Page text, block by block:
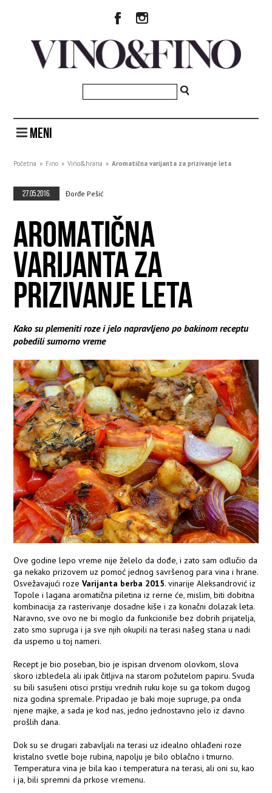
MENI
Početna » Fino » Vino&hrana » Aromatična varijanta za prizivanje leta
27.05.2016. Đorđe Pešić
AROMATIČNA
VARIJANTA ZA
PRIZIVANJE LETA
Kako su plemeniti roze i jelo napravljeno po bakinom receptu
pobedili sumorno vreme
Ove godine lepo vreme nije želelo da dođe, i zato sam odlučio da
ga nekako prizovem uz pomoć jednog savršenog para vina i hrane.
Osvežavajući rozeVarijanta berba 2015. vinarije Aleksandrović iz
Topole i lagana aromatična piletina iz rerne će, mislim, biti dobitna
kombinacija za rasterivanje dosadne kiše i za konačni dolazak leta.
Naravno, sve ovo ne bi moglo da funkcioniše bez dobrih prijatelja,
zato smo supruga i ja sve njih okupili na terasi našeg stana u nadi
da uspemo u toj nameri.
Recept je bio poseban, bio je ispisan drvenom olovkom, slova
skoro izbledela ali ipak čitljiva na starom požutelom papiru. Svuda
su bili sasušeni otisci prstiju vrednih ruku koje su ga tokom dugog
niza godina spremale. Pripadao je baki moje supruge, pa onda
njene majke, a sada je kod nas, jedno jednostavno jelo iz davno
prošlih dana.
Dok su se drugari zabavljali na terasi uz idealno ohlađeni roze
kristalno svetle boje rubina, napolju je bilo oblačno i tmurno.
Temperatura vina je bila kao i temperatura na terasi, ali oni su, kao
i ja, bili spremni da prkose vremenu.